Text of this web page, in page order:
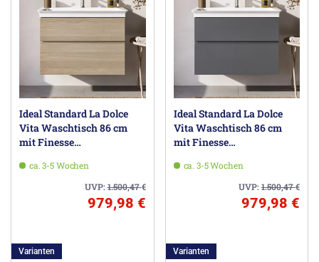
Ideal Standard La Dolce
Vita Waschtisch 86 cm
mit Finesse
80 cm
ca. 3-5 Wochen
UVP:1.500,47€
979,98 €
Varianten
Ideal Standard La Dolce
Vita Waschtisch 86 cm
mit Finesse
80 cm
ca. 3-5 Wochen
UVP:1.500,47€
979,98 €
Varianten